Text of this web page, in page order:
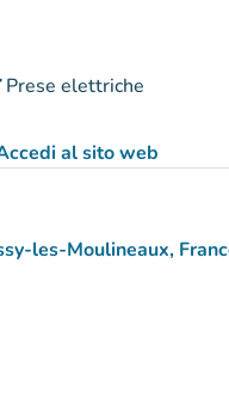
Prese elettriche
al sito web
(nuova scheda)
les-Moulineaux,
in Google Maps)
scheda)